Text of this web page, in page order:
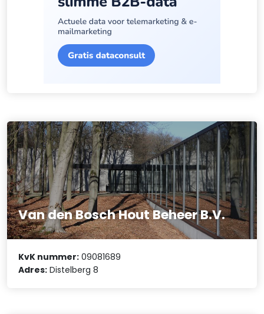
Van den Bosch Hout Beheer B.V.
KvK nummer: 09081689
Adres: Distelberg 8